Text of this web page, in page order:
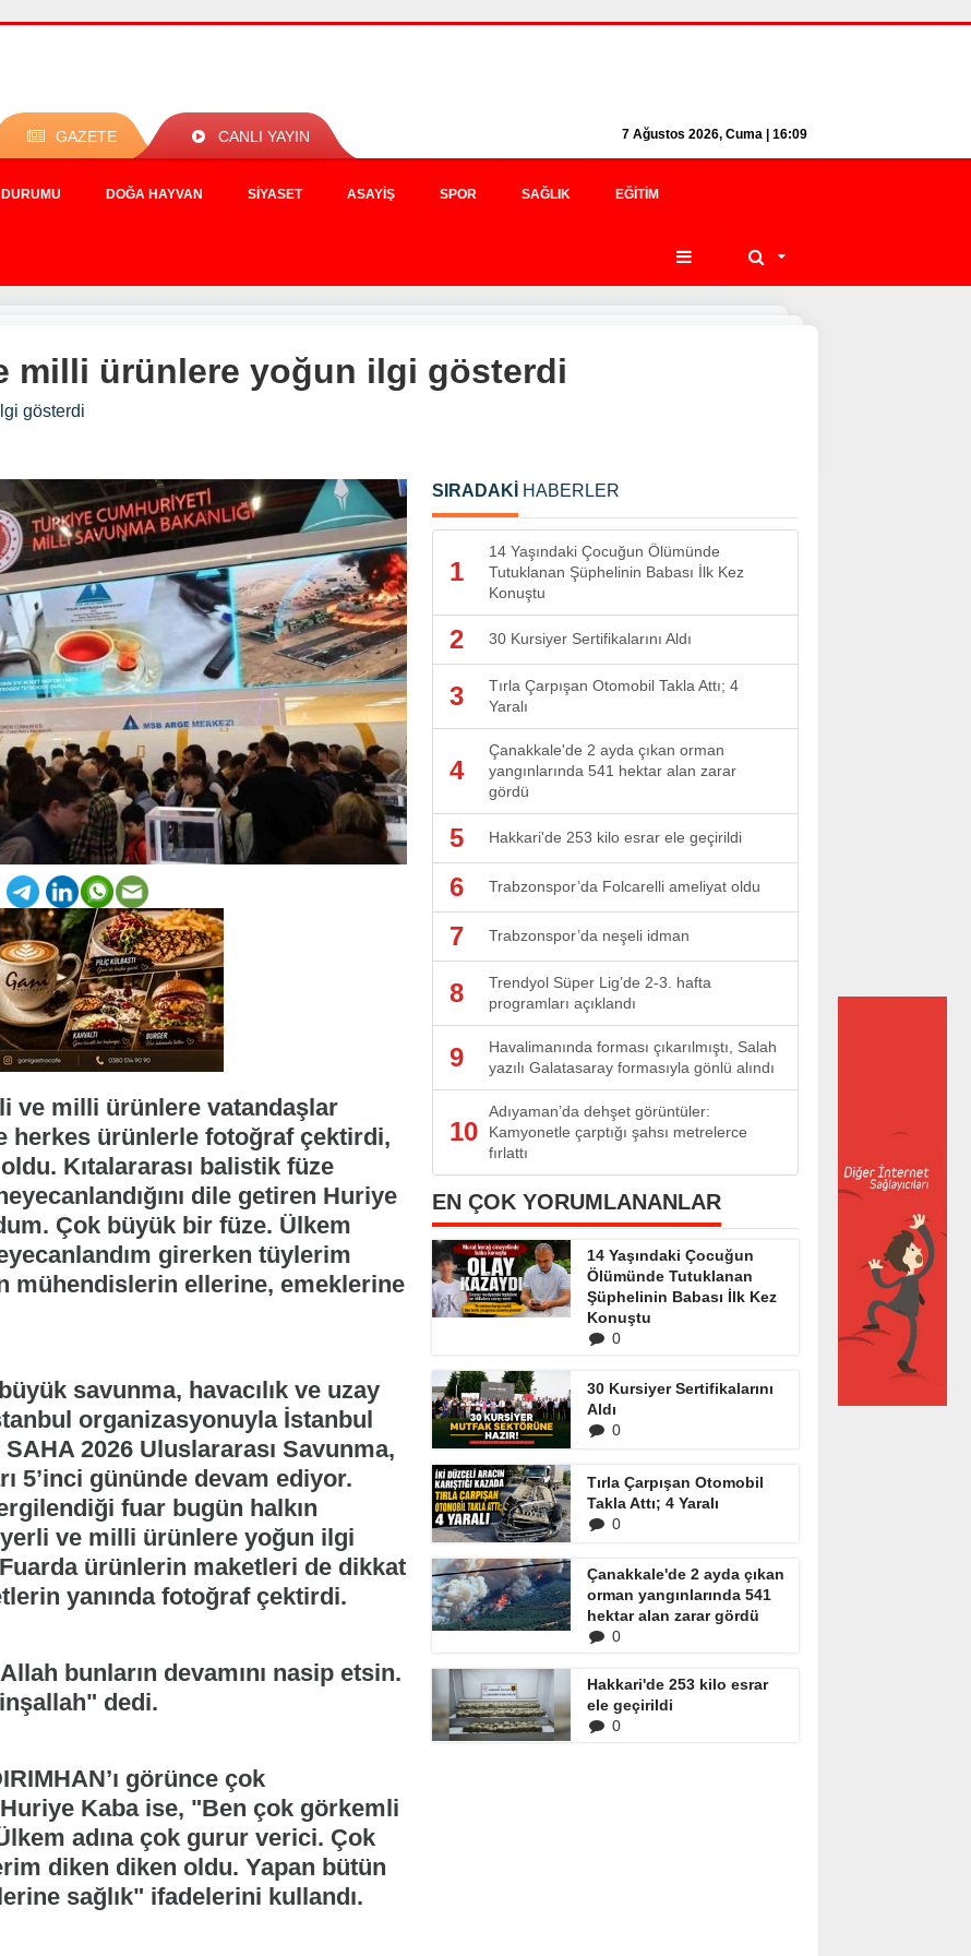
GAZETE CANLI YAYIN 7 Ağustos 2026, Cuma | 16:09
DOĞA HAYVAN SIYASET ASAYIŞ SPOR SAĞLIK EĞITIM
milli ürünlere yoğun ilgi gösterdi
gösterdi
ve milli ürünlere vatandaşlar
herkes ürünlerle fotoğraf çektirdi,
Kıtalararası balistik füze
dile getiren Huriye
Çok büyük bir füze. Ülkem
girerken tüylerim
mühendislerin ellerine, emeklerine
savunma, havacılık ve uzay
organizasyonuyla İstanbul
2026 Uluslararası Savunma,
5’inci gününde devam ediyor.
fuar bugün halkın
yerli ve milli ürünlere yoğun ilgi
ürünlerin maketleri de dikkat
yanında fotoğraf çektirdi.
bunların devamını nasip etsin.
dedi.
görünce çok
Huriye Kaba ise, "Ben çok görkemli
adına çok gurur verici. Çok
diken diken oldu. Yapan bütün
sağlık" ifadelerini kullandı.
SIRADAKİ HABERLER
1
14 Yaşındaki Çocuğun Ölümünde
Tutuklanan Şüphelinin Babası İlk Kez
Konuştu
2 30 Kursiyer Sertifikalarını Aldı
3
Tırla Çarpışan Otomobil Takla Attı; 4
Yaralı
4
Çanakkale'de 2 ayda çıkan orman
yangınlarında 541 hektar alan zarar
gördü
5 Hakkari'de 253 kilo esrar ele geçirildi
6 Trabzonspor’da Folcarelli ameliyat oldu
7 Trabzonspor’da neşeli idman
8
Trendyol Süper Lig’de 2-3. hafta
programları açıklandı
9
Havalimanında forması çıkarılmıştı, Salah
yazılı Galatasaray formasıyla gönlü alındı
10
Adıyaman’da dehşet görüntüler:
Kamyonetle çarptığı şahsı metrelerce
fırlattı
EN ÇOK YORUMLANANLAR
14 Yaşındaki Çocuğun
Ölümünde Tutuklanan
Şüphelinin Babası İlk Kez
Konuştu
0
30 Kursiyer Sertifikalarını
Aldı
0
Tırla Çarpışan Otomobil
Takla Attı; 4 Yaralı
0
Çanakkale'de 2 ayda çıkan
orman yangınlarında 541
hektar alan zarar gördü
0
Hakkari'de 253 kilo esrar
ele geçirildi
0